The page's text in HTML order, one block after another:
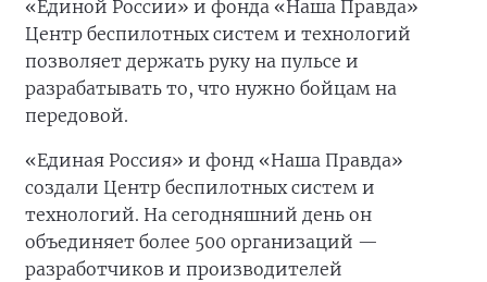
«Единой России» и фонда «Наша Правда»
Центр беспилотных систем и технологий
позволяет держать руку на пульсе и
разрабатывать то, что нужно бойцам на
передовой.
«Единая Россия» и фонд «Наша Правда»
создали Центр беспилотных систем и
технологий. На сегодняшний день он
объединяет более 500 организаций —
разработчиков и производителей